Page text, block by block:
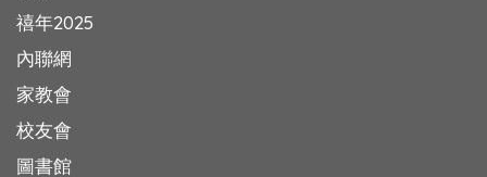
禧年2025
內聯網
家教會
校友會
圖書館